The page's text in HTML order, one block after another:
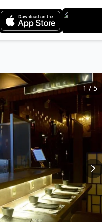
1 / 5